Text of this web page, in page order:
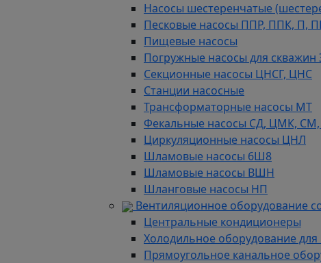
Насосы шестеренчатые
Песковые насосы ППР, ППК, П,
Пищевые насосы
Погружные насосы для
Секционные насосы ЦНСГ, ЦНС
Станции насосные
Трансформаторные насосы МТ
Фекальные насосы СД, ЦМК,
Циркуляционные насосы ЦНЛ
Шламовые насосы 6Ш8
Шламовые насосы ВШН
Шланговые насосы НП
Вентиляционное оборудование
Центральные кондиционеры
Холодильное оборудование
Прямоугольное канальное